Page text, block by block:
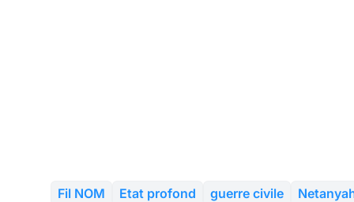
Fil NOM Etat profond guerre civile